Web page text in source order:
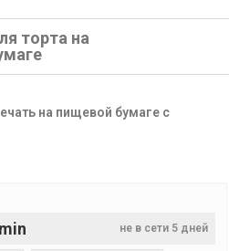
торта на
на пищевой бумаге с
не в сети 5 дней